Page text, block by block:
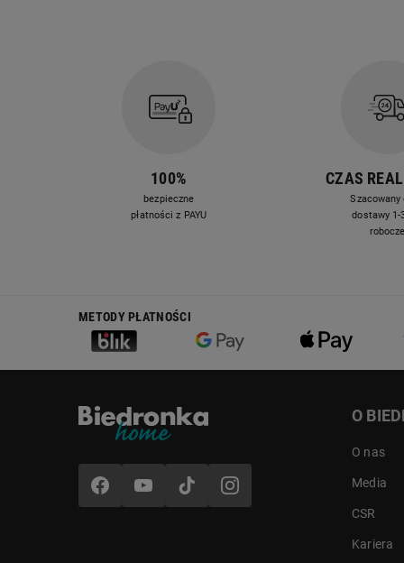
100%
bezpieczne
płatności z PAYU
CZAS
Szacowany
dostawy 1-
robocze
METODY PŁATNOŚCI
O
O nas
Media
CSR
Kariera